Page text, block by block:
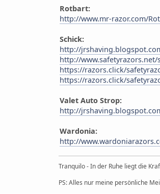
Rotbart:
http://www.mr-razor.com/
Schick:
http://
http://
https://razors.click/
https://razors.click/
Valet Auto Strop:
http://
Wardonia:
http://
Tranquilo - In der Ruhe liegt die
PS: Alles nur meine persönliche